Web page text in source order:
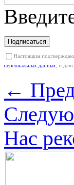
Подписаться
Настоящим
персональных данных , и даю
←
Нас